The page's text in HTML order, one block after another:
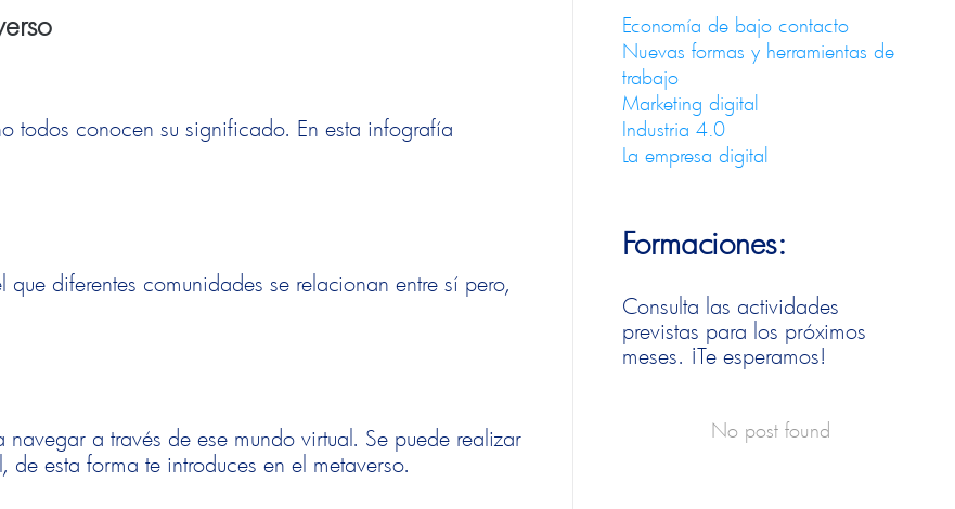
todos conocen su significado. En esta infografía
diferentes comunidades se relacionan entre sí pero,
a través de ese mundo virtual. Se puede realizar
esta forma te introduces en el metaverso.
Economía de bajo contacto
Nuevas formas y herramientas de
trabajo
Marketing digital
Industria 4.0
La empresa digital
Formaciones:
Consulta las actividades
previstas para los próximos
meses. ¡Te esperamos!
No post found